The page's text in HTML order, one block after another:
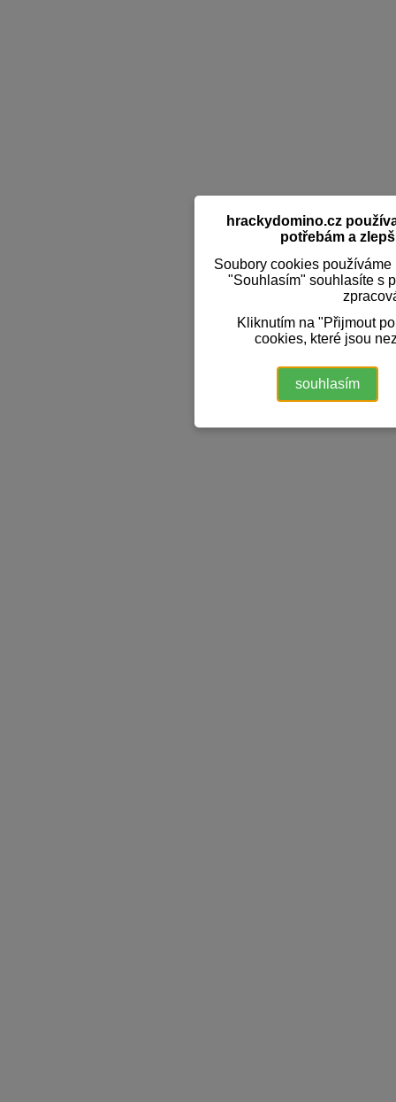
hrackydomino.cz
potřebám a
Soubory cookies
"Souhlasím" souhlasíte s
Kliknutím na "Přijmout
cookies, které jsou
souhlasím